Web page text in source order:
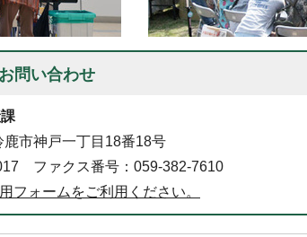
お問い合わせ
市神戸一丁目18番18号
ファクス番号：059-382-7610
フォームをご利用ください。